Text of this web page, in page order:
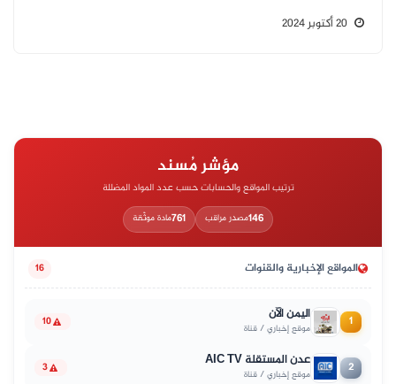
مؤشر مُسند
ترتيب المواقع والحسابات حسب عدد المواد المضللة
146مصدر مراقب 761مادة موثّقة
المواقع الإخبارية والقنوات 16
1 اليمن الآن
موقع إخباري / قناة 10
2 عدن المستقلة AIC TV
موقع إخباري / قناة 3